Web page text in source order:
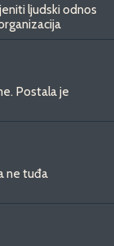
ljudski odnos
Postala je
ne tuđa